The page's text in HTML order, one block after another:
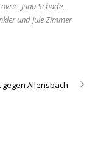
Juna Schade,
und Jule Zimmer
Allensbach